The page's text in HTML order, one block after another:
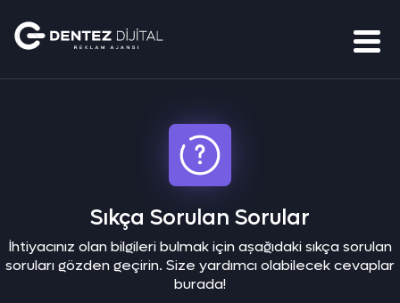
Sıkça Sorulan Sorular
İhtiyacınız olan bilgileri bulmak için aşağıdaki sıkça sorulan
soruları gözden geçirin. Size yardımcı olabilecek cevaplar
burada!